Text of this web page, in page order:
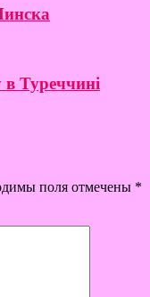
Туреччині
поля отмечены *